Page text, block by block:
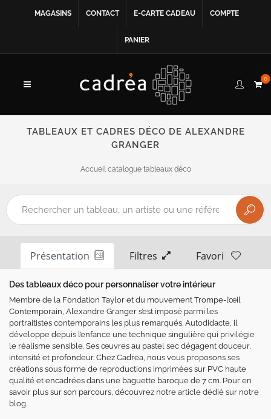
MAGASINS CONTACT E-CARTE CADEAU COMPTE
PANIER
0
TABLEAUX ET CADRES DÉCO DE ALEXANDRE
GRANGER
Accueil catalogue tableaux déco
Présentation Filtres Favori
Des tableaux déco pour personnaliser votre intérieur
Membre de la Fondation Taylor et du mouvement Trompe-l’œil
Contemporain, Alexandre Granger s’est imposé parmi les
portraitistes contemporains les plus remarqués. Autodidacte, il
développe depuis l’enfance une technique singulière qui privilégie
le réalisme sensible. Ses œuvres au pastel sec dégagent douceur,
intensité et profondeur. Chez Cadrea, nous vous proposons ses
créations sous forme de reproductions imprimées sur PVC haute
qualité et encadrées dans une baguette baroque de 7 cm. Pour en
savoir plus sur son parcours, découvrez notre article dédié sur notre
blog.